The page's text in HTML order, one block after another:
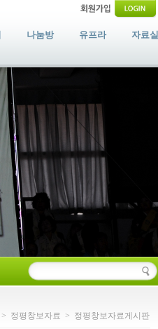
나눔방 유프라 자료실
> 정평창보자료 > 정평창보자료게시판